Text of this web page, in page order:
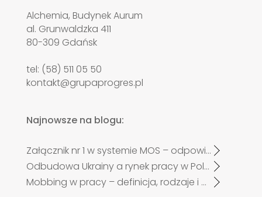
Alchemia, Budynek Aurum
al. Grunwaldzka 411
80-309 Gdańsk
tel: (58) 511 05 50
kontakt@grupaprogres.pl
Najnowsze na blogu:
Załącznik nr 1 w systemie MOS – odpowiadamy na najczęściej zadawane pytania pracodawców po zmianach od 27 kwietnia 2026 r.
Odbudowa Ukrainy a rynek pracy w Polsce. Czy zabraknie specjalistów?
Mobbing w pracy – definicja, rodzaje i przykłady